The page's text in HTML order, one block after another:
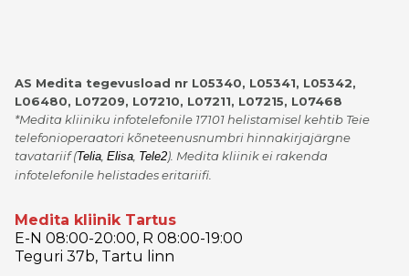
Medita kliinik Tartus
E-N 08:00-20:00, R 08:00-19:00
Teguri 37b, Tartu linn
AS Medita tegevusload nr L05340, L05341, L05342,
L06480, L07209, L07210, L07211, L07215, L07468
*Medita kliiniku infotelefonile 17101 helistamisel kehtib Teie
telefonioperaatori kõneteenusnumbri hinnakirjajärgne
tavatariif(Telia Elisa Tele2) . Medita kliinik ei rakenda
infotelefonile helistades eritariifi.